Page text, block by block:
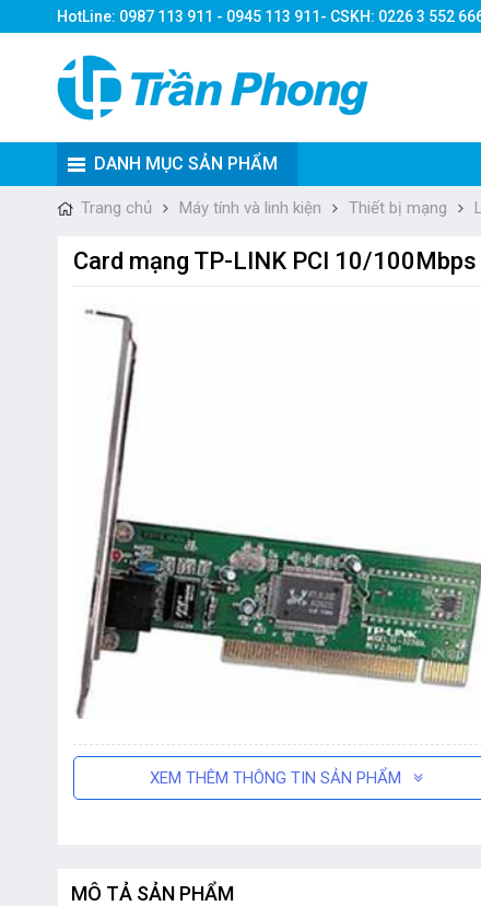
HotLine: 0987 113 911 - 0945 113 911- CSKH: 0226 3 552
DANH MỤC SẢN PHẨM
Trang chủ Máy tính và linh kiện Thiết bị mạng
Card mạng TP-LINK PCI 10/100Mbps
XEM THÊM THÔNG TIN SẢN PHẨM
MÔ TẢ SẢN PHẨM